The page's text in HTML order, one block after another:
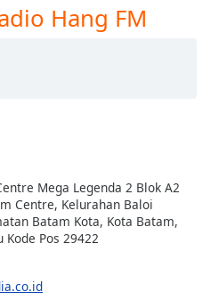
Hang FM
Mega Legenda 2 Blok A2
Centre, Kelurahan Baloi
Batam Kota, Kota Batam,
Kode Pos 29422